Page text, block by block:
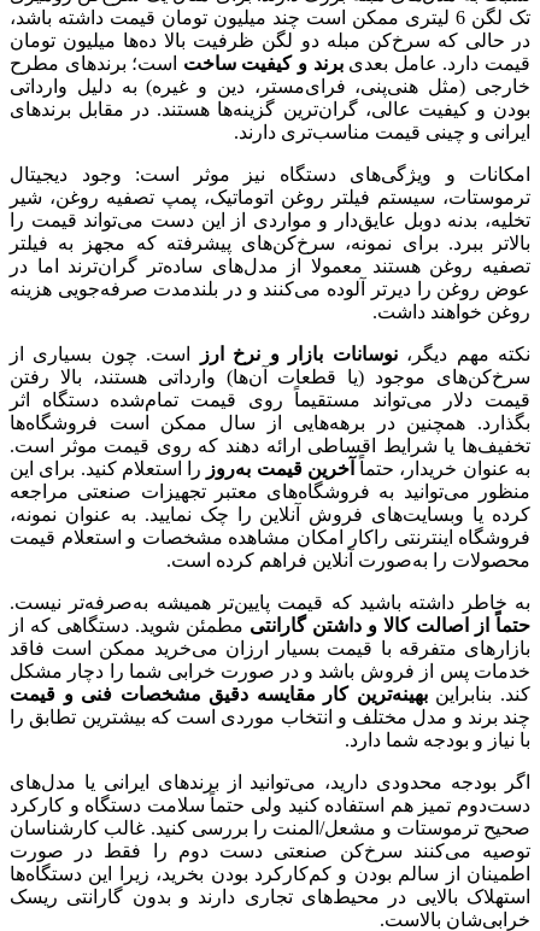
تک لگن 6 لیتری ممکن است چند میلیون تومان قیمت داشته باشد،
در حالی که سرخ‌کن مبله دو لگن ظرفیت بالا ده‌ها میلیون تومان
قیمت دارد. عامل بعدیبرند و کیفیت ساخت است؛ برندهای مطرح
خارجی (مثل هنی‌پنی، فرای‌مستر، دین و غیره) به دلیل وارداتی
بودن و کیفیت عالی، گران‌ترین گزینه‌ها هستند. در مقابل برندهای
ایرانی و چینی قیمت مناسب‌تری دارند.
امکانات و ویژگی‌های دستگاه نیز موثر است: وجود دیجیتال
ترموستات، سیستم فیلتر روغن اتوماتیک، پمپ تصفیه روغن، شیر
تخلیه، بدنه دوبل عایق‌دار و مواردی از این دست می‌تواند قیمت را
بالاتر ببرد. برای نمونه، سرخ‌کن‌های پیشرفته که مجهز به فیلتر
تصفیه روغن هستند معمولا از مدل‌های ساده‌تر گران‌ترند اما در
عوض روغن را دیرتر آلوده می‌کنند و در بلندمدت صرفه‌جویی هزینه
روغن خواهند داشت.
نکته مهم دیگر،نوسانات بازار و نرخ ارز
است. چون بسیاری از
سرخ‌کن‌های موجود (یا قطعات آن‌ها) وارداتی هستند، بالا رفتن
قیمت دلار می‌تواند مستقیماً روی قیمت تمام‌شده دستگاه اثر
بگذارد. همچنین در برهه‌هایی از سال ممکن است فروشگاه‌ها
تخفیف‌ها یا شرایط اقساطی ارائه دهند که روی قیمت موثر است.
به عنوان خریدار، حتماً آخرین قیمت به‌روز را استعلام کنید. برای این
منظور می‌توانید به فروشگاه‌های معتبر تجهیزات صنعتی مراجعه
کرده یا وبسایت‌های فروش آنلاین را چک نمایید. به عنوان نمونه،
فروشگاه اینترنتی راکار امکان مشاهده مشخصات و استعلام قیمت
محصولات را به‌صورت آنلاین فراهم کرده است.
به خاطر داشته باشید که قیمت پایین‌تر همیشه به‌صرفه‌تر نیست.
حتماً از اصالت کالا و داشتن گارانتی مطمئن شوید. دستگاهی که از
بازارهای متفرقه با قیمت بسیار ارزان می‌خرید ممکن است فاقد
خدمات پس از فروش باشد و در صورت خرابی شما را دچار مشکل
کند. بنابراینبهینه‌ترین کار مقایسه دقیق مشخصات فنی و قیمت
چند برند و مدل مختلف و انتخاب موردی است که بیشترین تطابق را
با نیاز و بودجه شما دارد.
اگر بودجه محدودی دارید، می‌توانید از برندهای ایرانی یا مدل‌های
دست‌دوم تمیز هم استفاده کنید ولی حتماً سلامت دستگاه و کارکرد
صحیح ترموستات و مشعل/المنت را بررسی کنید. غالب کارشناسان
توصیه می‌کنند سرخ‌کن صنعتی دست دوم را فقط در صورت
اطمینان از سالم بودن و کم‌کارکرد بودن بخرید، زیرا این دستگاه‌ها
استهلاک بالایی در محیط‌های تجاری دارند و بدون گارانتی ریسک
خرابی‌شان بالاست.